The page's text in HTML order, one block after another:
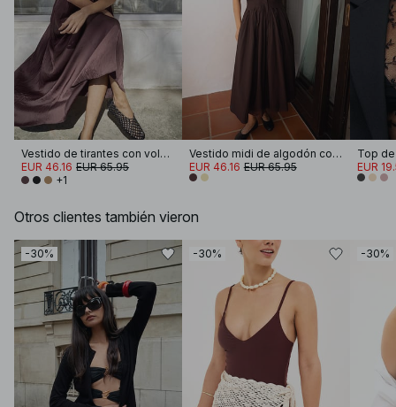
Vestido de tirantes con volúmenes fruncidos
EUR 46.16 EUR 65.95
+1
Vestido midi de algodón con mangas cortas y plisados
EUR 46.16 EUR 65.95 EUR
Otros clientes también vieron
-30% -30% -30%